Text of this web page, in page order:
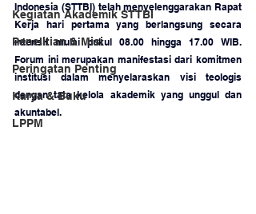
Kegiatan Akademik STTBI
Penelitian & Misi
Peringatan Penting
Karya & Buku
LPPM
Indonesia (STTBI) telah menyelenggarakan Rapat
Kerja hari pertama yang berlangsung secara
intensif mulai pukul 08.00 hingga 17.00 WIB.
Forum ini merupakan manifestasi dari komitmen
institusi dalam menyelaraskan visi teologis
dengan tata kelola akademik yang unggul dan
akuntabel.